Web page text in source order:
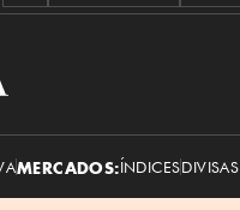
MERCADOS:ÍNDICESDIVISAS